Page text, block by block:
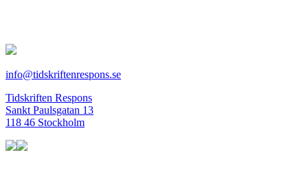
info@tidskriftenrespons.se
Tidskriften Respons
Sankt Paulsgatan 13
118 46 Stockholm